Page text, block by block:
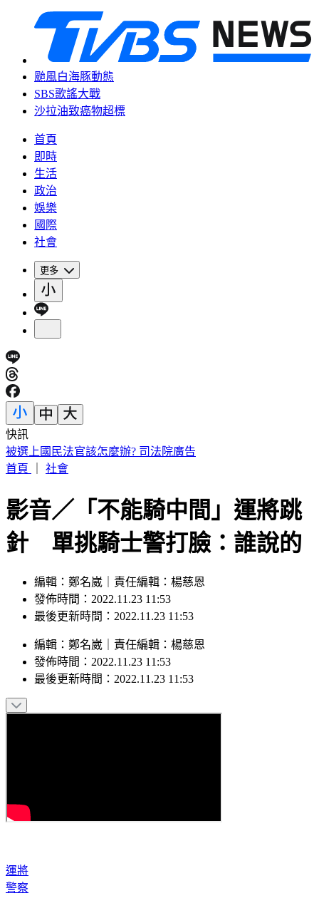
颱風白海豚動態
SBS歌謠大戰
沙拉油致癌物超標
首頁
即時
生活
政治
娛樂
國際
社會
更多
快訊
被選上國民法官該怎麼辦? 司法院廣告
首頁
社會
影音／「不能騎中間」運將跳
針 單挑騎士警打臉：誰說的
編輯：鄭名崴｜責任編輯：楊慈恩
發佈時間：2022.11.23 11:53
最後更新時間：2022.11.23 11:53
編輯 ： 鄭名崴 責任編輯 ： 楊慈恩
發佈時間： 2022.11.23 11:53
最後更新時間： 2022.11.23 11:53
運將
警察